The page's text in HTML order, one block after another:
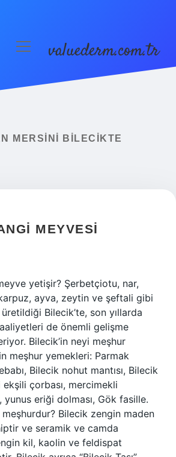
menüyüvaluederm.com.tr
MERSINI BILECIKTE
MEYVESI
yetişir? Şerbetçiotu, nar,
ayva, zeytin ve şeftali gibi
Bilecik’te, son yıllarda
de önemli gelişme
Bilecik’in neyi meşhur
meşhur yemekleri: Parmak
Bilecik nohut mantısı, Bilecik
çorbası, mercimekli
yunus eriği dolması, Gök fasille.
Bilecik zengin maden
ve seramik ve camda
kil, kaolin ve feldispat